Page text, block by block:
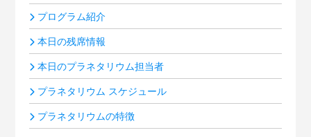
プログラム紹介
本日の残席情報
本日のプラネタリウム担当者
プラネタリウム スケジュール
プラネタリウムの特徴